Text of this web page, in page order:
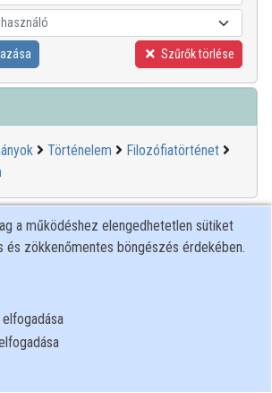
Szűrők törlése
Történelem
Filozófiatörténet
ELTE SEK
KÖNYVTÁRA
a működéshez elengedhetetlen sütiket
és zökkenőmentes böngészés érdekében.